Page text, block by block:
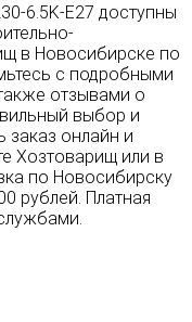
6.5K-E27 доступны
в Новосибирске по
с подробными
отзывами о
выбор и
заказ онлайн и
Хозтоварищ или в
по Новосибирску
рублей. Платная